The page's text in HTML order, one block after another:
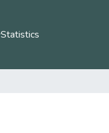
Statistics